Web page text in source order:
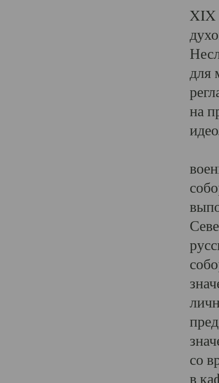
XIX
для
на
со
в